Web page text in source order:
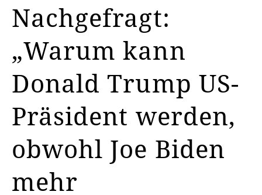
Nachgefragt:
„Warum kann
Donald Trump US-
Präsident werden,
obwohl Joe Biden
mehr